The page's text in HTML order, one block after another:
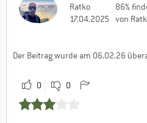
Ratko
17.04.2025
86%
von
Der Beitrag wurde am 06.02.26
0 0